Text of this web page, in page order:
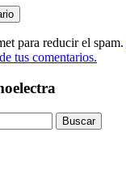
para reducir el spam.
tus comentarios.